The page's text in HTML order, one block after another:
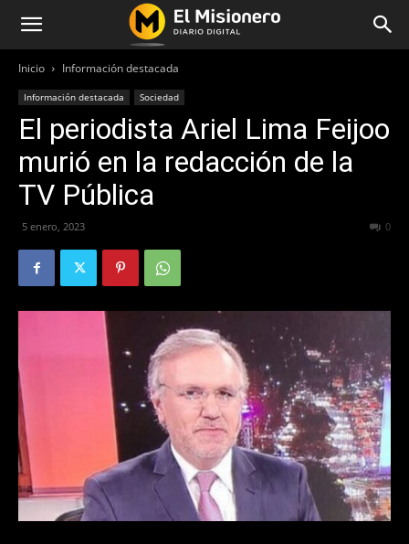
Inicio Información destacada
Información destacada Sociedad
El periodista Ariel Lima Feijoo
murió en la redacción de la
TV Pública
5 enero, 2023 0